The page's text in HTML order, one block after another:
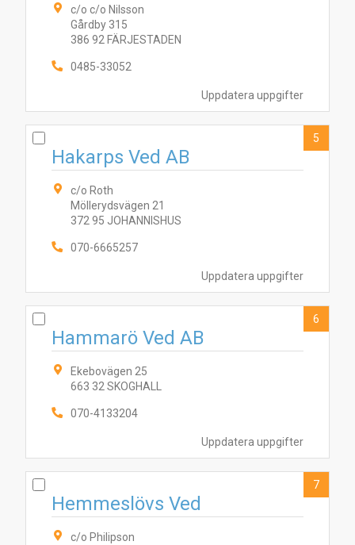
Uppdatera uppgifter
c/o c/o Nilsson
Gårdby 315
386 92 FÄRJESTADEN
0485-33052
Uppdatera uppgifter
Hakarps Ved AB
c/o Roth
Möllerydsvägen 21
372 95 JOHANNISHUS
070-6665257
5
Uppdatera uppgifter
Hammarö Ved AB
Ekebovägen 25
663 32 SKOGHALL
070-4133204
6
Hemmeslövs Ved
c/o Philipson
7